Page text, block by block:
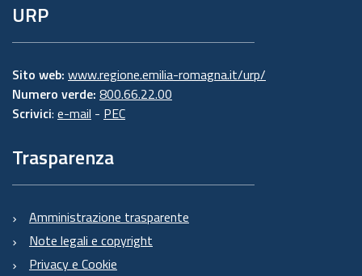
URP
Sito web: www.regione.emilia-romagna.it/urp/
Numero verde: 800.66.22.00
Scrivici: e-mail - PEC
Trasparenza
Amministrazione trasparente
Note legali e copyright
Privacy e Cookie